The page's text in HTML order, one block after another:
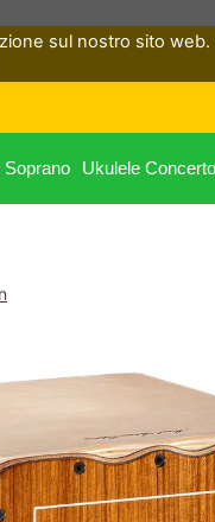
Soprano Ukulele Concerto
sul nostro sito